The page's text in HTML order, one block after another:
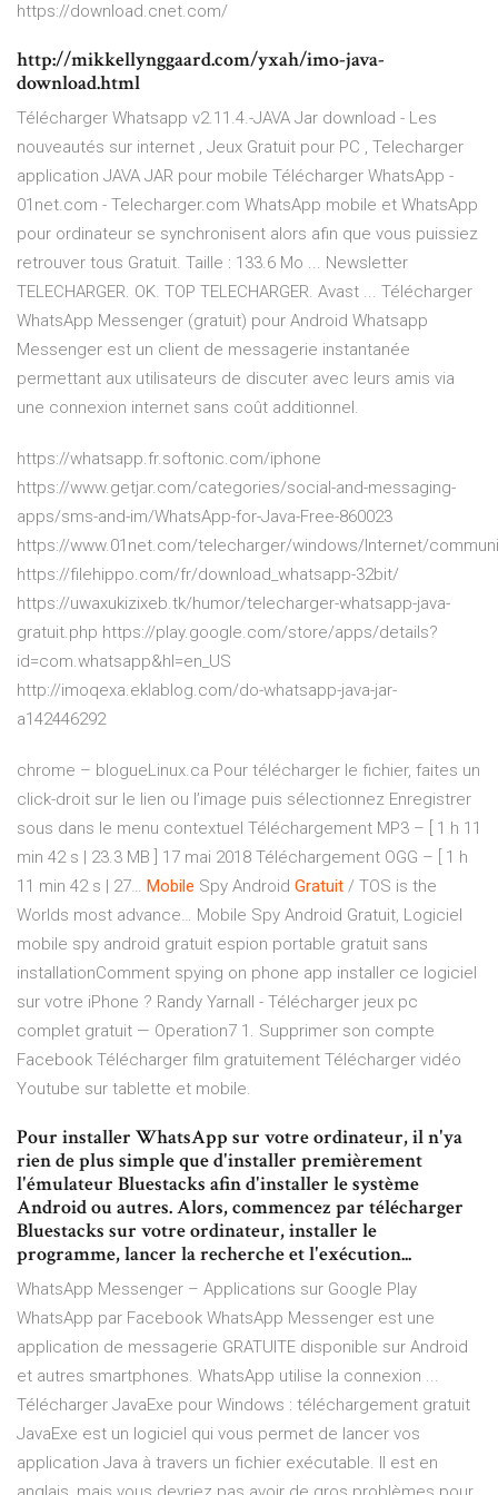
https://download.cnet.com/
http://mikkellynggaard.com/yxah/imo-java-
download.html
Télécharger Whatsapp v2.11.4.-JAVA Jar download - Les
nouveautés sur internet , Jeux Gratuit pour PC , Telecharger
application JAVA JAR pour mobile Télécharger WhatsApp -
01net.com - Telecharger.com WhatsApp mobile et WhatsApp
pour ordinateur se synchronisent alors afin que vous puissiez
retrouver tous Gratuit. Taille : 133.6 Mo ... Newsletter
TELECHARGER. OK. TOP TELECHARGER. Avast ... Télécharger
WhatsApp Messenger (gratuit) pour Android Whatsapp
Messenger est un client de messagerie instantanée
permettant aux utilisateurs de discuter avec leurs amis via
une connexion internet sans coût additionnel.
https://whatsapp.fr.softonic.com/iphone
https://www.getjar.com/categories/social-and-messaging-
apps/sms-and-im/WhatsApp-for-Java-Free-860023
https://www.01net.com/telecharger/windows/Internet/
https://filehippo.com/fr/download_whatsapp-32bit/
https://uwaxukizixeb.tk/humor/telecharger-whatsapp-java-
gratuit.php https://play.google.com/store/apps/details?
id=com.whatsapp&hl=en_US
http://imoqexa.eklablog.com/do-whatsapp-java-jar-
a142446292
chrome – blogueLinux.ca Pour télécharger le fichier, faites un
click-droit sur le lien ou l’image puis sélectionnez Enregistrer
sous dans le menu contextuel Téléchargement MP3 – [ 1 h 11
min 42 s | 23.3 MB ] 17 mai 2018 Téléchargement OGG – [ 1 h
11 min 42 s | 27… Mobile Spy Android Gratuit / TOS is the
Worlds most advance… Mobile Spy Android Gratuit, Logiciel
mobile spy android gratuit espion portable gratuit sans
installationComment spying on phone app installer ce logiciel
sur votre iPhone ? Randy Yarnall - Télécharger jeux pc
complet gratuit — Operation7 1. Supprimer son compte
Facebook Télécharger film gratuitement Télécharger vidéo
Youtube sur tablette et mobile.
Pour installer WhatsApp sur votre ordinateur, il n'ya
rien de plus simple que d'installer premièrement
l'émulateur Bluestacks afin d'installer le système
Android ou autres. Alors, commencez par télécharger
Bluestacks sur votre ordinateur, installer le
programme, lancer la recherche et l'exécution...
WhatsApp Messenger – Applications sur Google Play
WhatsApp par Facebook WhatsApp Messenger est une
application de messagerie GRATUITE disponible sur Android
et autres smartphones. WhatsApp utilise la connexion ...
Télécharger JavaExe pour Windows : téléchargement gratuit
JavaExe est un logiciel qui vous permet de lancer vos
application Java à travers un fichier exécutable. Il est en